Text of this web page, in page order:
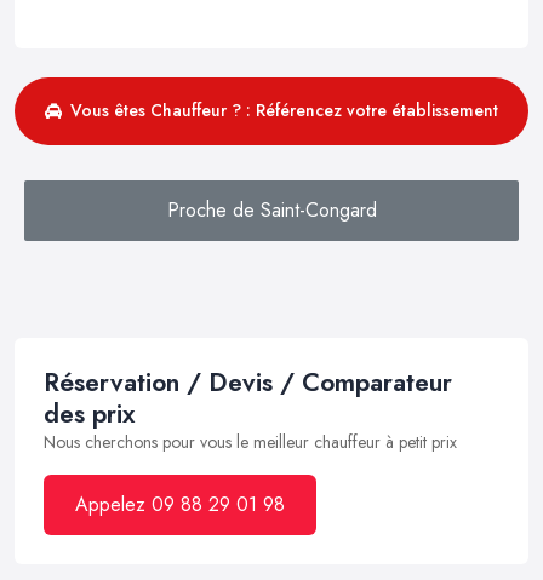
Vous êtes Chauffeur ? : Référencez votre établissement
Proche de Saint-Congard
Réservation / Devis / Comparateur
des prix
Nous cherchons pour vous le meilleur chauffeur à petit prix
Appelez 09 88 29 01 98